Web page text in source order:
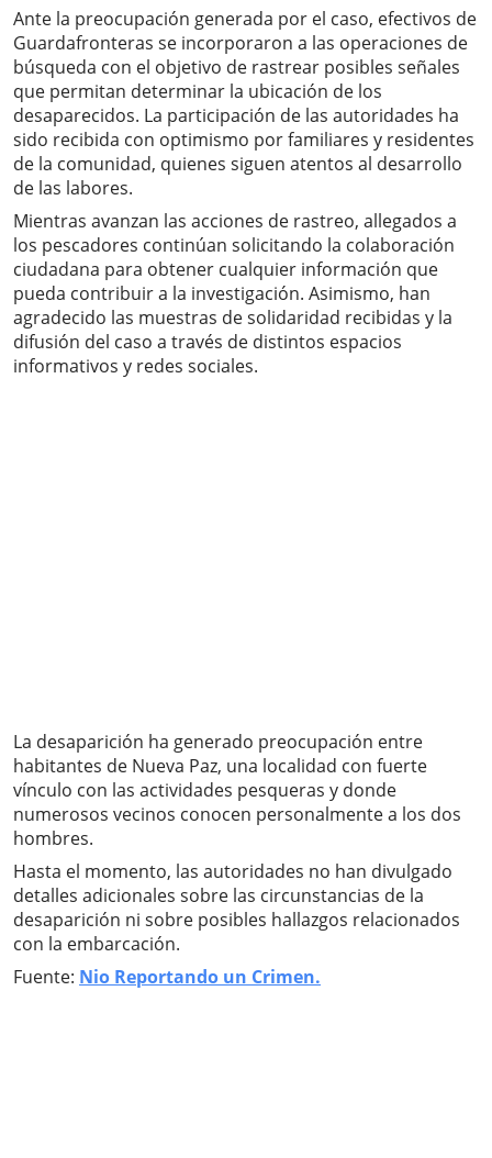
Ante la preocupación generada por el caso, efectivos de
Guardafronteras se incorporaron a las operaciones de
búsqueda con el objetivo de rastrear posibles señales
que permitan determinar la ubicación de los
desaparecidos. La participación de las autoridades ha
sido recibida con optimismo por familiares y residentes
de la comunidad, quienes siguen atentos al desarrollo
de las labores.
Mientras avanzan las acciones de rastreo, allegados a
los pescadores continúan solicitando la colaboración
ciudadana para obtener cualquier información que
pueda contribuir a la investigación. Asimismo, han
agradecido las muestras de solidaridad recibidas y la
difusión del caso a través de distintos espacios
informativos y redes sociales.
La desaparición ha generado preocupación entre
habitantes de Nueva Paz, una localidad con fuerte
vínculo con las actividades pesqueras y donde
numerosos vecinos conocen personalmente a los dos
hombres.
Hasta el momento, las autoridades no han divulgado
detalles adicionales sobre las circunstancias de la
desaparición ni sobre posibles hallazgos relacionados
con la embarcación.
Fuente: Nio Reportando un Crimen.